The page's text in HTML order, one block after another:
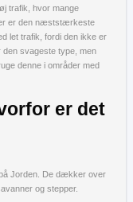
trafik, hvor mange
er den næststærkeste
let trafik, fordi den ikke er
svageste type, men
denne i områder med
er det
Jorden. De dækker over
og stepper.